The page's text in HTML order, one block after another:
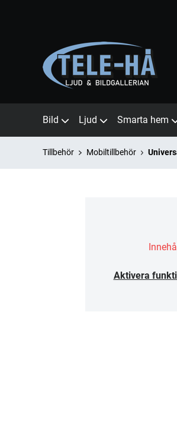
Bild Ljud Smarta hem
Tillbehör Mobiltillbehör
Aktivera